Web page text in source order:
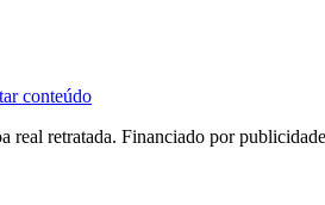
conteúdo
real retratada. Financiado por